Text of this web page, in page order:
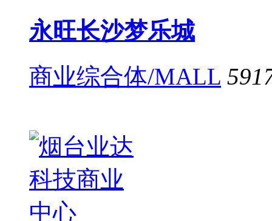
永旺长沙梦乐城
商业综合体/MALL